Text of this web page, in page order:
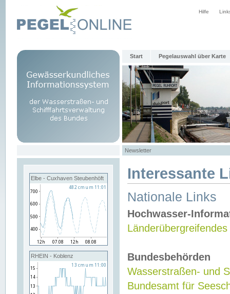
Hilfe
Start Pegelauswahl über Karte
Newsletter
Elbe - Cuxhaven Steubenhöft
RHEIN - Koblenz
Interessante
Nationale Links
Hochwasser-
Bundesbehörden
Wasserstraßen- und
Bundesamt für